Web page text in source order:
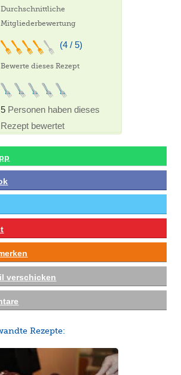
Durchschnittliche
Mitgliederbewertung
(4 / 5)
Bewerte dieses Rezept
5 Personen haben dieses
Rezept bewertet
verschicken
Rezepte: